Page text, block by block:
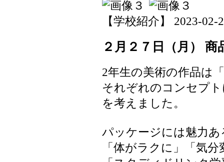
【学校紹介】 2023-02-
２月２７日（月）
2年生の美術の作品は
それぞれのコンセプ
を考えました。
パッケージには魅力
「体がラクに」「気